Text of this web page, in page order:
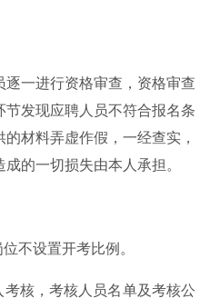
一进行资格审查，资格审查
发现应聘人员不符合报名条
材料弄虚作假，一经查实，
的一切损失由本人承担。
不设置开考比例。
核，考核人员名单及考核公